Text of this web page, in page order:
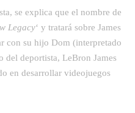
se explica que el nombre de
Legacy‘ y tratará sobre James
con su hijo Dom (interpretado
del deportista, LeBron James
en desarrollar videojuegos